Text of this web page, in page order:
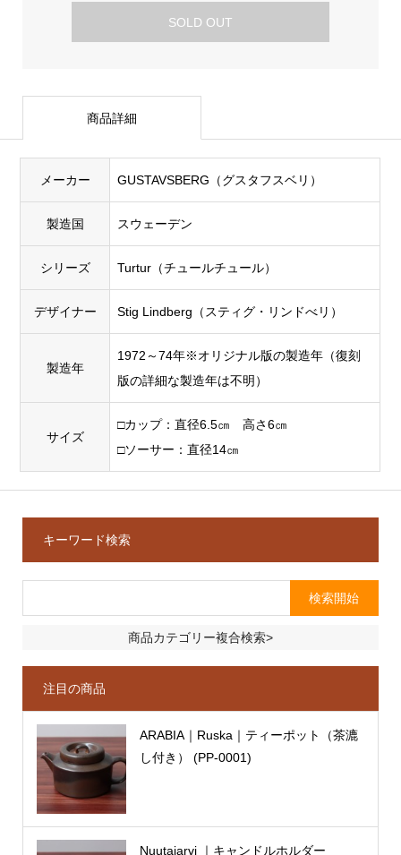
SOLD OUT
商品詳細
メーカー GUSTAVSBERG（グスタフスベリ）
製造国 スウェーデン
シリーズ Turtur（チュールチュール）
デザイナー Stig Lindberg（スティグ・リンドべリ）
製造年
1972～74年※オリジナル版の製造年（復刻
版の詳細な製造年は不明）
サイズ
□カップ：直径6.5㎝ 高さ6㎝
□ソーサー：直径14㎝
キーワード検索
商品カテゴリー複合検索>
注目の商品
ARABIA｜Ruska｜ティーポット（茶漉
し付き） (PP-0001)
Nuutajarvi ｜キャンドルホルダー